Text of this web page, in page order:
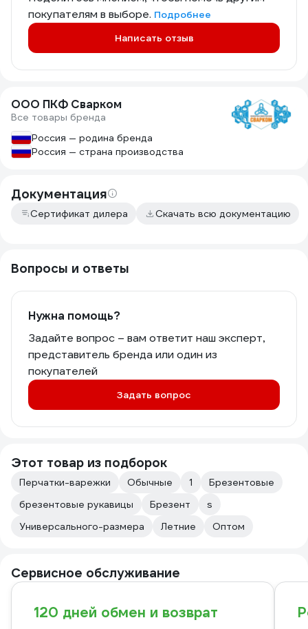
покупателям в выборе. Подробнее
Написать отзыв
ООО ПКФ Сварком
Все товары бренда
Россия — родина бренда
Россия — страна производства
Документация
Сертификат дилера Скачать всю документацию
Вопросы и ответы
Нужна помощь?
Задайте вопрос – вам ответит наш эксперт,
представитель бренда или один из
покупателей
Задать вопрос
Этот товар из подборок
Перчатки-варежки Обычные 1
Брезентовые
брезентовые рукавицы
Брезент
s
Универсального-размера
Летние Оптом
Сервисное обслуживание
120 дней обмен и возврат